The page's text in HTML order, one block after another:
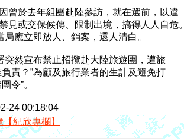
於去年組團赴陸參訪，就在選前，以違
見或交保候傳、限制出境，搞得人人自危。
應立即放人、銷案，還人清白。
然宣布禁止招攬赴大陸旅遊團，遭旅
責？”為顧及旅行業者的生計及避免打
令”。
24 00:18:04
紀欣專欄】